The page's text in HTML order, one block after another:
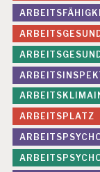
P
P
P
R
Ä
V
E
N
T
I
O
N
ARBEITSPLATZ